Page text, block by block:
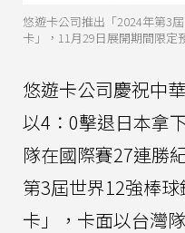
悠遊卡公司推出「2024年第3
卡」，11月29日展開期間限定
悠遊卡公司慶祝中
以4：0擊退日本拿
隊在國際賽27連勝
第3屆世界12強棒
卡」，卡面以台灣